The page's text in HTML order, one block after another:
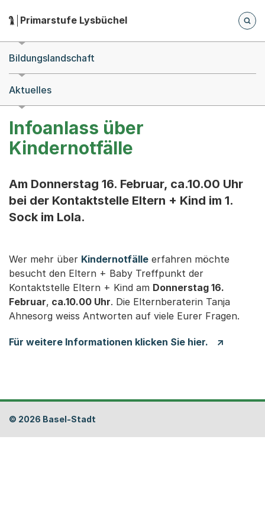
Hauptnavigation
Herausgeber:
Primarstufe Lysbüchel
Breadcrumb-Navigation
Bildungslandschaft
Aktuelles
Infoanlass über
Kindernotfälle
Am Donnerstag 16. Februar, ca.10.00 Uhr
bei der Kontaktstelle Eltern + Kind im 1.
Sock im Lola.
Wer mehr über Kindernotfälle erfahren möchte
besucht den Eltern + Baby Treffpunkt der
Kontaktstelle Eltern + Kind am Donnerstag 16.
Februar, ca.10.00 Uhr. Die Elternberaterin Tanja
Ahnesorg weiss Antworten auf viele Eurer Fragen.
Für weitere Informationen klicken Sie hier.
Fusszeile
© 2026 Basel-Stadt